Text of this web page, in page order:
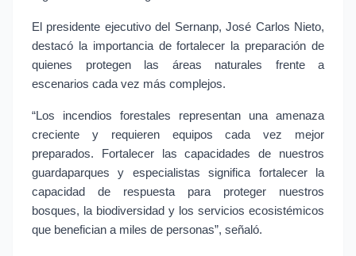
El presidente ejecutivo del Sernanp, José Carlos Nieto,
destacó la importancia de fortalecer la preparación de
quienes protegen las áreas naturales frente a
escenarios cada vez más complejos.
“Los incendios forestales representan una amenaza
creciente y requieren equipos cada vez mejor
preparados. Fortalecer las capacidades de nuestros
guardaparques y especialistas significa fortalecer la
capacidad de respuesta para proteger nuestros
bosques, la biodiversidad y los servicios ecosistémicos
que benefician a miles de personas”, señaló.